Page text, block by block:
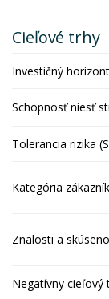
Cieľové trhy
Investičný horizont
Schopnosť niesť
Tolerancia rizika
Kategória
Znalosti a
Negatívny cieľový